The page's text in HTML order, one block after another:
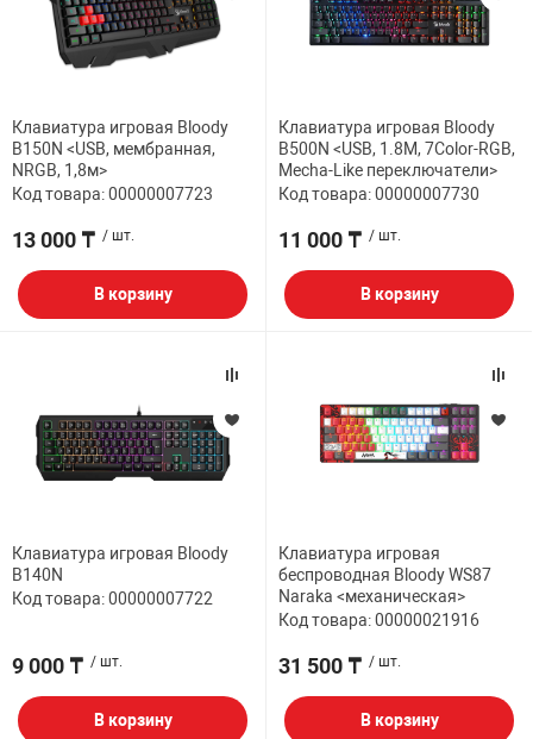
Клавиатура игровая Bloody
B150N <USB, мембранная,
NRGB, 1,8м>
Код товара: 00000007723
13 000 ₸ / шт.
В корзину
Клавиатура игровая Bloody
B500N <USB, 1.8M, 7Color-RGB,
Mecha-Like переключатели>
Код товара: 00000007730
11 000 ₸ / шт.
В корзину
Клавиатура игровая Bloody
B140N
Код товара: 00000007722
9 000 ₸ / шт.
В корзину
Клавиатура игровая
беспроводная Bloody WS87
Naraka <механическая>
Код товара: 00000021916
31 500 ₸ / шт.
В корзину